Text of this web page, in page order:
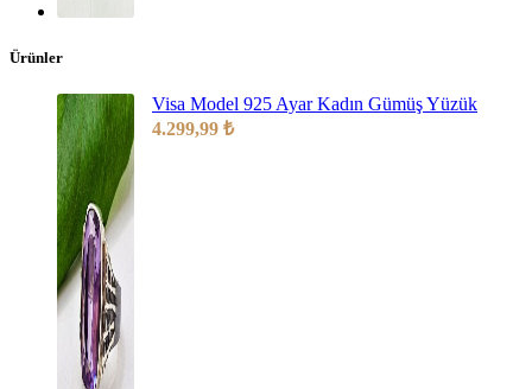
Ürünler
Visa Model 925 Ayar Kadın Gümüş Yüzük
4.299,99 ₺